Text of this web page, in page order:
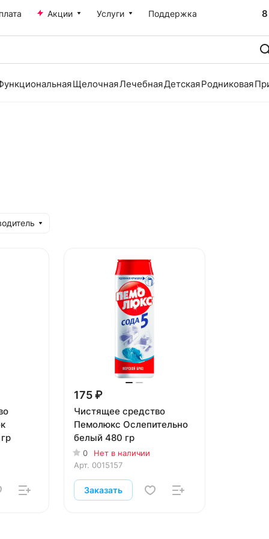
Акции Услуги Поддержка
ЩелочнаяЛечебнаяДетскаяРодниковая
175 ₽
Чистящее средство
Пемолюкс Ослепительно
белый 480 гр
0
Нет в наличии
Арт. 0015157
Заказать